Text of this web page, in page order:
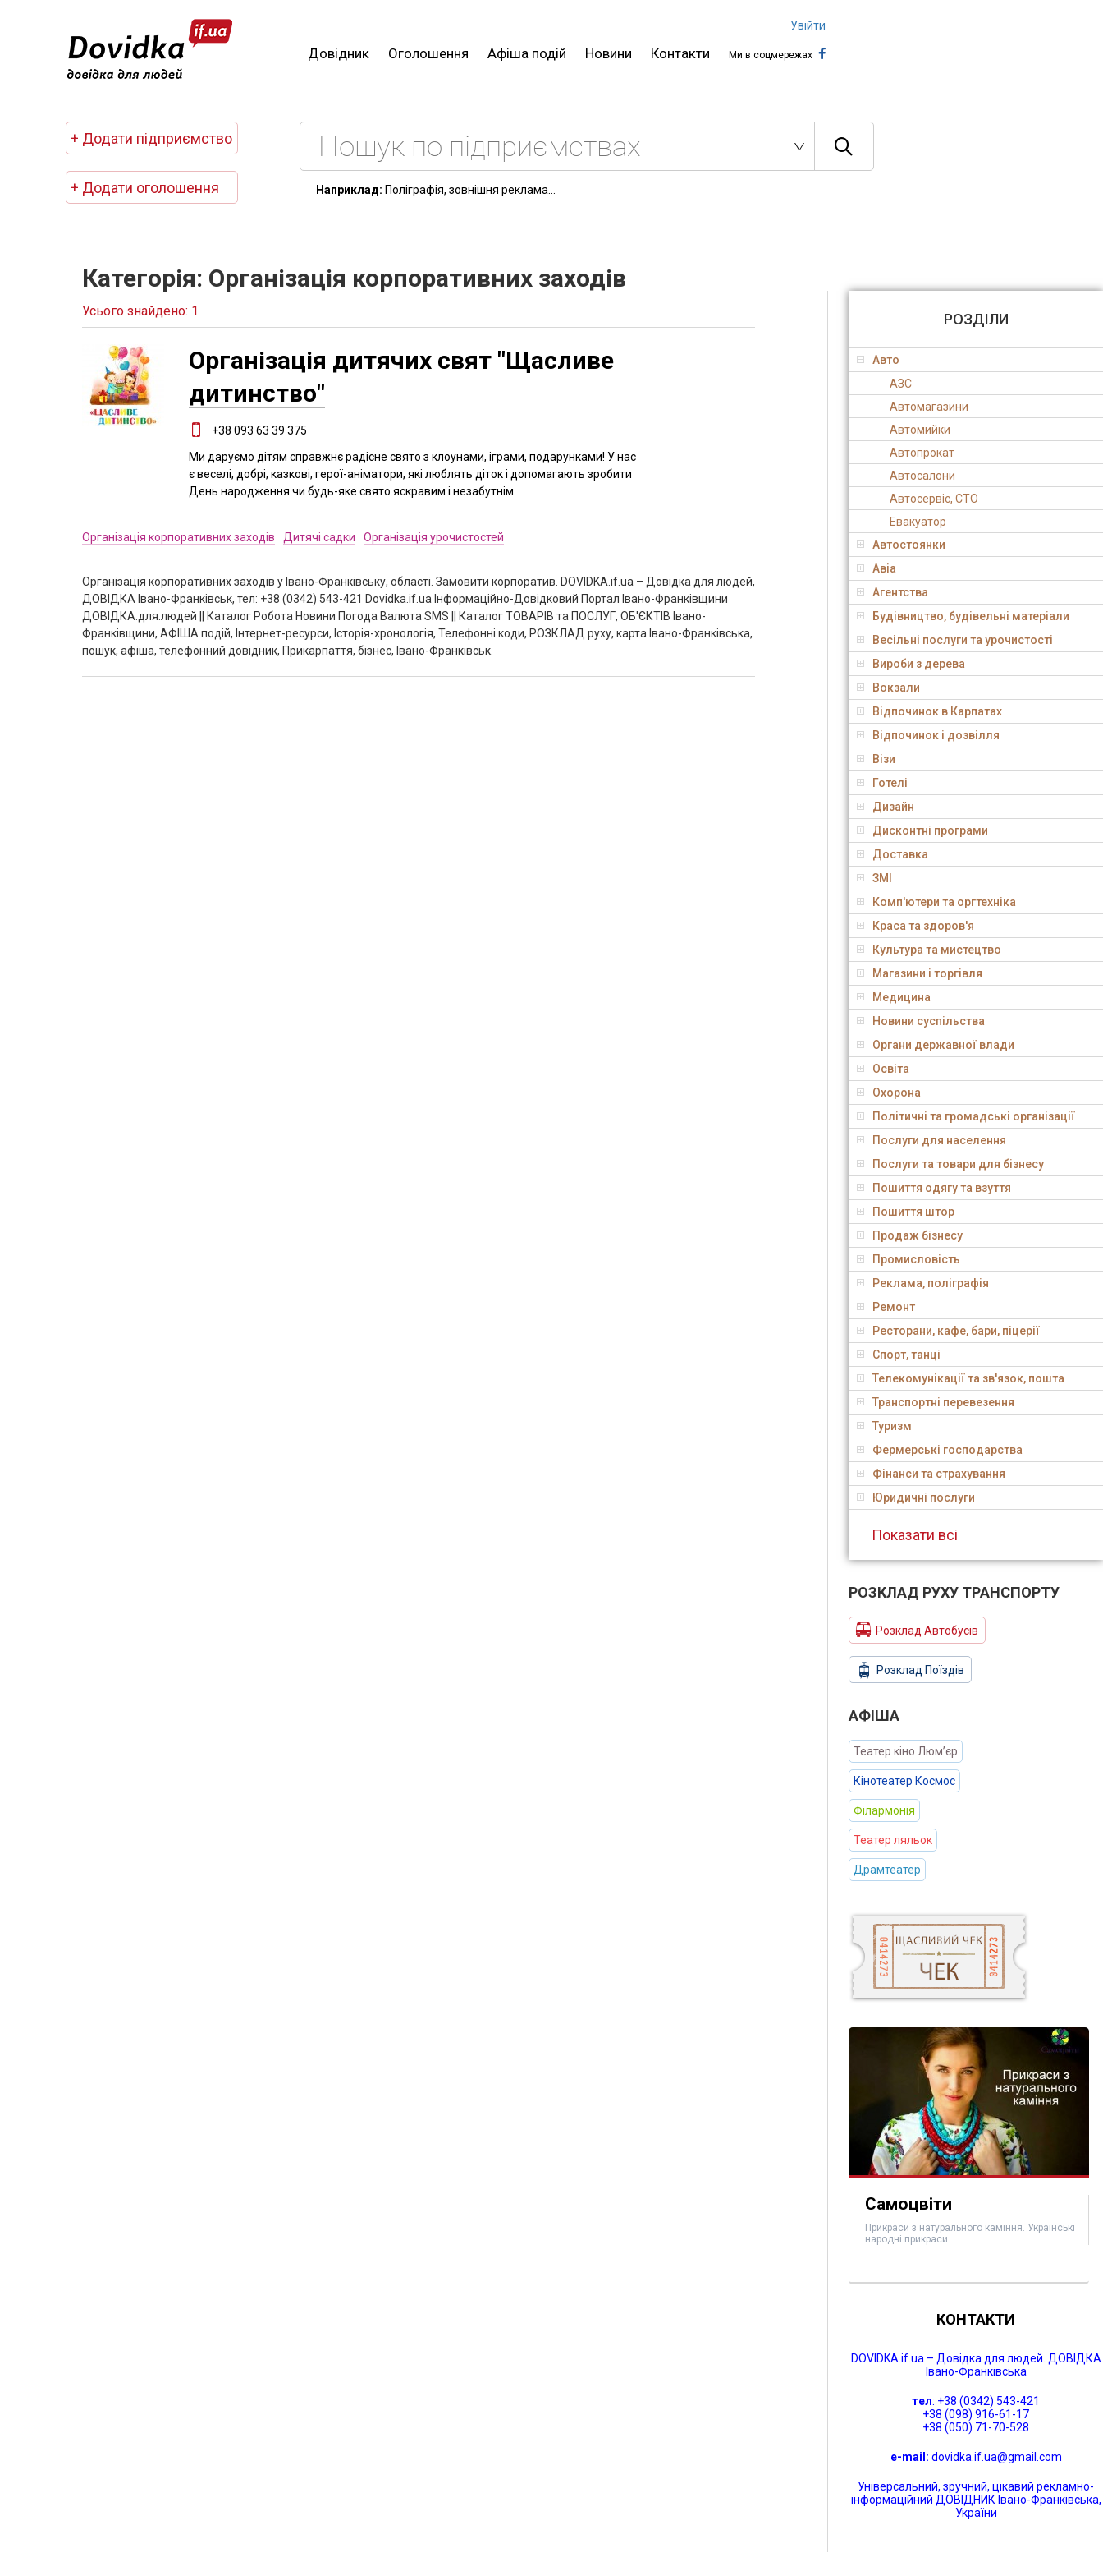
Довідник Оголошення Афіша подій Новини Контакти Ми в соцмережах
Увійти
+ Додати підприємство
+ Додати оголошення Наприклад: Поліграфія, зовнішня реклама...
Категорія: Організація корпоративних заходів
Усього знайдено: 1
Організація дитячих свят "Щасливе
дитинство"
+38 093 63 39 375
Ми даруємо дітям справжнє радісне свято з клоунами, іграми, подарунками! У нас
є веселі, добрі, казкові, герої-аніматори, які люблять діток і допомагають зробити
День народження чи будь-яке свято яскравим і незабутнім.
Організація корпоративних заходів Дитячі садки Організація урочистостей
Організація корпоративних заходів у Івано-Франківську, області. Замовити корпоратив. DOVIDKA.if.ua – Довідка для людей,
ДОВІДКА Івано-Франківськ, тел: +38 (0342) 543-421 Dovidka.if.ua Інформаційно-Довідковий Портал Івано-Франківщини
ДОВІДКА.для.людей || Каталог Робота Новини Погода Валюта SMS || Каталог ТОВАРІВ та ПОСЛУГ, ОБ'ЄКТІВ Івано-
Франківщини, АФІША подій, Інтернет-ресурси, Історія-хронологія, Телефонні коди, РОЗКЛАД руху, карта Івано-Франківська,
пошук, афіша, телефонний довідник, Прикарпаття, бізнес, Івано-Франківськ.
РОЗДІЛИ
Авто
АЗС
Автомагазини
Автомийки
Автопрокат
Автосалони
Автосервіс, СТО
Евакуатор
Автостоянки
Авіа
Агентства
Будівництво, будівельні матеріали
Весільні послуги та урочистості
Вироби з дерева
Вокзали
Відпочинок в Карпатах
Відпочинок і дозвілля
Візи
Готелі
Дизайн
Дисконтні програми
Доставка
ЗМІ
Комп'ютери та оргтехніка
Краса та здоров'я
Культура та мистецтво
Магазини і торгівля
Медицина
Новини суспільства
Органи державної влади
Освіта
Охорона
Політичні та громадські організації
Послуги для населення
Послуги та товари для бізнесу
Пошиття одягу та взуття
Пошиття штор
Продаж бізнесу
Промисловість
Реклама, поліграфія
Ремонт
Ресторани, кафе, бари, піцерії
Спорт, танці
Телекомунікації та зв'язок, пошта
Транспортні перевезення
Туризм
Фермерські господарства
Фінанси та страхування
Юридичні послуги
Показати всі
РОЗКЛАД РУХУ ТРАНСПОРТУ
Розклад Автобусів
Розклад Поїздів
АФIША
Театер кіно Люм’єр
Кінотеатер Космос
Філармонія
Театер ляльок
Драмтеатер
Самоцвіти
Прикраси з натурального каміння. Українські
народні прикраси.
КОНТАКТИ
DOVIDKA.if.ua – Довідка для людей. ДОВІДКА
Івано-Франківська
тел: +38 (0342) 543-421
+38 (098) 916-61-17
+38 (050) 71-70-528
e-mail: dovidka.if.ua@gmail.com
Універсальний, зручний, цікавий рекламно-
інформаційний ДОВІДНИК Івано-Франківська,
України